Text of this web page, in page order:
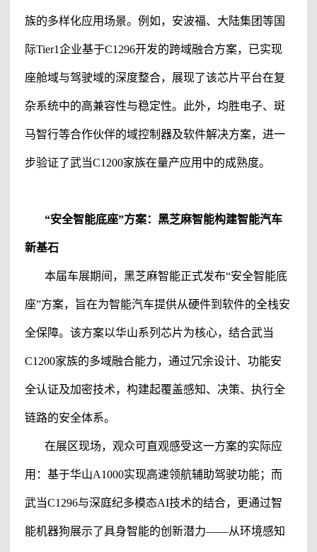
族的多样化应用场景。例如，安波福、大陆集团等国
际Tier1企业基于C1296开发的跨域融合方案，已实现
座舱域与驾驶域的深度整合，展现了该芯片平台在复
杂系统中的高兼容性与稳定性。此外，均胜电子、斑
马智行等合作伙伴的域控制器及软件解决方案，进一
步验证了武当C1200家族在量产应用中的成熟度。
“安全智能底座”方案： 黑芝麻智能构建智能汽车
新基石
本届车展期间， 黑芝麻智能正式发布“安全智能底
座”方案，旨在为智能汽车提供从硬件到软件的全栈安
全保障。该方案以华山系列芯片为核心，结合武当
C1200家族的多域融合能力，通过冗余设计、功能安
全认证及加密技术，构建起覆盖感知、决策、执行全
链路的安全体系。
在展区现场，观众可直观感受这一方案的实际应
用：基于华山A1000实现高速领航辅助驾驶功能；而
武当C1296与深庭纪多模态AI技术的结合，更通过智
能机器狗展示了具身智能的创新潜力——从环境感知